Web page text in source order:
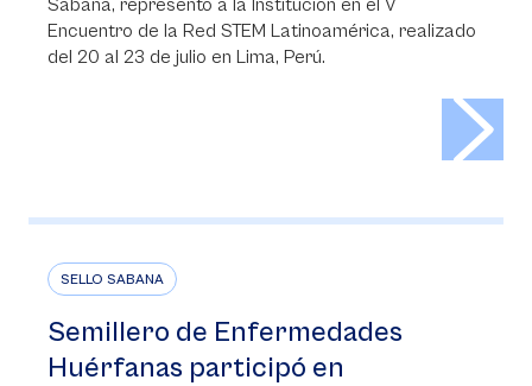
Sabana, representó a la Institución en el V
Encuentro de la Red STEM Latinoamérica, realizado
del 20 al 23 de julio en Lima, Perú.
SELLO SABANA
Semillero de Enfermedades
Huérfanas participó en